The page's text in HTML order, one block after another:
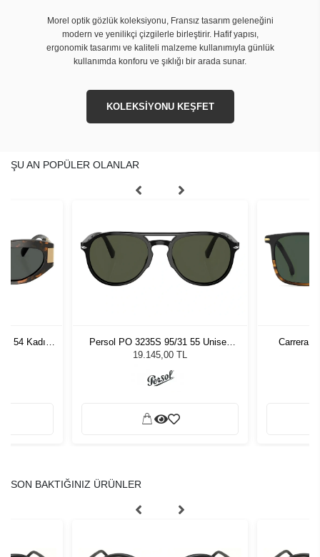
Morel optik gözlük koleksiyonu, Fransız tasarım geleneğini
modern ve yenilikçi çizgilerle birleştirir. Hafif yapısı,
ergonomik tasarımı ve kaliteli malzeme kullanımıyla günlük
kullanımda konforu ve şıklığı bir arada sunar.
KOLEKSİYONU KEŞFET
ŞU AN POPÜLER OLANLAR
- 54 Kadın
Persol PO 3235S 95/31 55 Unisex
Güneş Gözlüğü
19.145,00 TL
Carrera
SON BAKTIĞINIZ ÜRÜNLER